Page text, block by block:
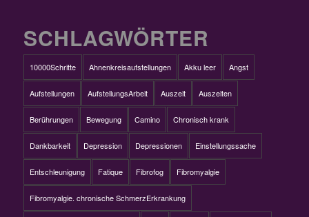
SCHLAGWÖRTER
10000Schritte Ahnenkreisaufstellungen Akku leer Angst
Aufstellungen AufstellungsArbeit Auszeit Auszeiten
Berührungen Bewegung Camino Chronisch krank
Dankbarkeit Depression Depressionen Einstellungssache
Entschleunigung Fatique Fibrofog Fibromyalgie
Fibromyalgie. chronische SchmerzErkrankung